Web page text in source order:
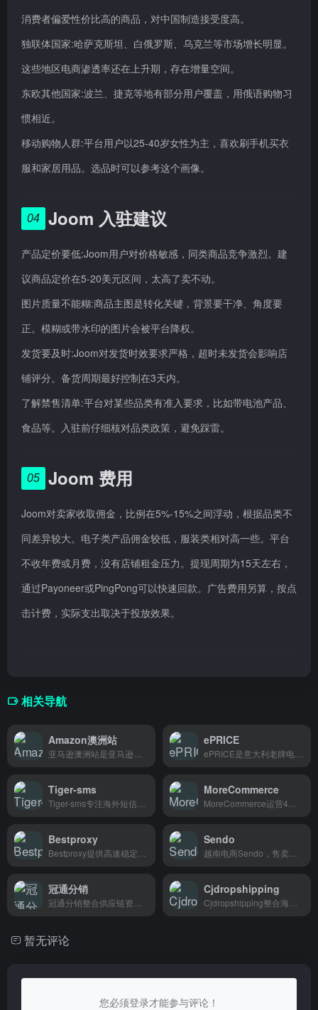
消费者偏爱性价比高的商品，对中国制造接受度高。
独联体国家:哈萨克斯坦、白俄罗斯、乌克兰等市场增长明显。
这些地区电商渗透率还在上升期，存在增量空间。
东欧其他国家:波兰、捷克等地有部分用户覆盖，用俄语购物习
惯相近。
移动购物人群:平台用户以25-40岁女性为主，喜欢刷手机买衣
服和家居用品。选品时可以参考这个画像。
04 Joom 入驻建议
产品定价要低:Joom用户对价格敏感，同类商品竞争激烈。建
议商品定价在5-20美元区间，太高了卖不动。
图片质量不能糊:商品主图是转化关键，背景要干净、角度要
正。模糊或带水印的图片会被平台降权。
发货要及时:Joom对发货时效要求严格，超时未发货会影响店
铺评分。备货周期最好控制在3天内。
了解禁售清单:平台对某些品类有准入要求，比如带电池产品、
食品等。入驻前仔细核对品类政策，避免踩雷。
05 Joom 费用
Joom对卖家收取佣金，比例在5%-15%之间浮动，根据品类不
同差异较大。电子类产品佣金较低，服装类相对高一些。平台
不收年费或月费，没有店铺租金压力。提现周期为15天左右，
通过Payoneer或PingPong可以快速回款。广告费用另算，按点
击计费，实际支出取决于投放效果。
相关导航
Amazon澳洲站 ePRICE
Tiger-sms MoreCommerce
Bestproxy Sendo
冠通分销 Cjdropshipping
暂无评论
您必须登录才能参与评论！